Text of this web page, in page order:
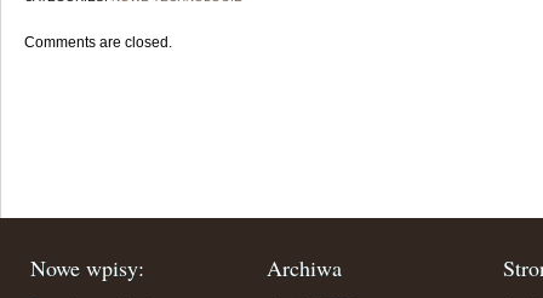
Comments are closed.
Nowe wpisy: Archiwa